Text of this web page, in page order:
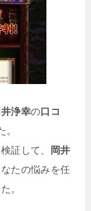
井浄幸の口コ
。
証して、
岡井
たの悩みを任
。